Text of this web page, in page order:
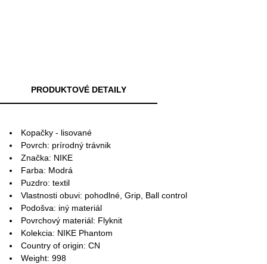
PRODUKTOVÉ DETAILY
Kopačky - lisované
Povrch: prírodný trávnik
Značka: NIKE
Farba: Modrá
Puzdro: textil
Vlastnosti obuvi: pohodlné, Grip, Ball control
Podošva: iný materiál
Povrchový materiál: Flyknit
Kolekcia: NIKE Phantom
Country of origin: CN
Weight: 998